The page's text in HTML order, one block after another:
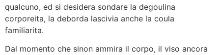
qualcuno, ed si desidera sondare la degoulina
corporeita, la deborda lascivia anche la coula
familiarita.
Dal momento che sinon ammira il corpo, il viso ancora